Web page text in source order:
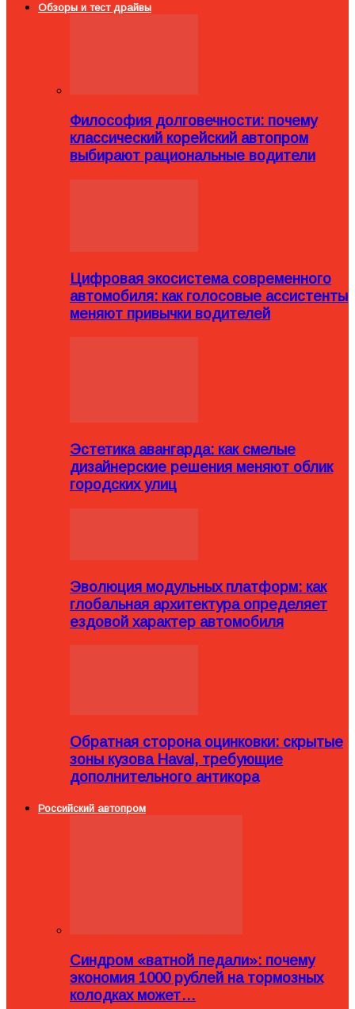
Обзоры и тест драйвы
Философия долговечности: почему
классический корейский автопром
выбирают рациональные водители
Цифровая экосистема современного
автомобиля: как голосовые ассистенты
меняют привычки водителей
Эстетика авангарда: как смелые
дизайнерские решения меняют облик
городских улиц
Эволюция модульных платформ: как
глобальная архитектура определяет
ездовой характер автомобиля
Обратная сторона оцинковки: скрытые
зоны кузова Haval, требующие
дополнительного антикора
Российский автопром
Синдром «ватной педали»: почему
экономия 1000 рублей на тормозных
колодках может…